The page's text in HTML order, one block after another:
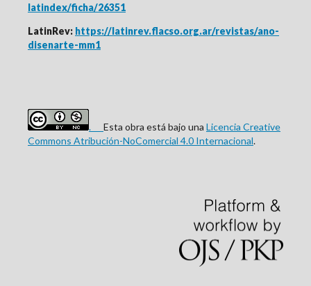
latindex/ficha/26351
LatinRev: https://latinrev.flacso.org.ar/revistas/ano-
disenarte-mm1
. Esta obra está bajo una Licencia Creative
Commons Atribución-NoComercial 4.0 Internacional.